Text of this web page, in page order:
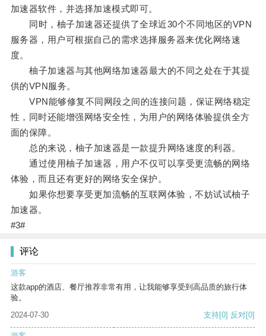
加速器软件，并选择加速模式即可。
同时，柚子加速器还提供了全球近30个不同地区的VPN
服务器，用户可根据自己的需求选择服务器来优化网络速
度。
柚子加速器与其他网络加速器最大的不同之处在于其提
供的VPN服务。
VPN能够修复不同网段之间的连接问题，保证网络稳定
性，同时还能增强网络安全性，为用户的网络体验提供全方
面的保障。
总的来说，柚子加速器是一款提升网络速度的利器。
通过使用柚子加速器，用户不仅可以享受更流畅的网络
体验，而且还有更好的网络安全保护。
如果你想要享受更加流畅的互联网体验，不妨试试柚子
加速器。
#3#
评论
游客
这款app的酒店、餐厅推荐非常有用，让我能够享受到高品质的旅行体
验。
2024-07-30
支持[0] 反对[0]